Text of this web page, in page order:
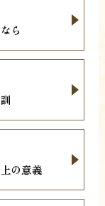
ら
の意義